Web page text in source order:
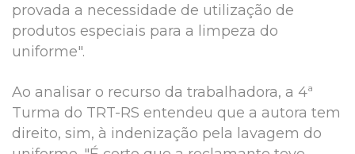
provada a necessidade de utilização de
produtos especiais para a limpeza do
uniforme".
Ao analisar o recurso da trabalhadora, a 4ª
Turma do TRT-RS entendeu que a autora tem
direito, sim, à indenização pela lavagem do